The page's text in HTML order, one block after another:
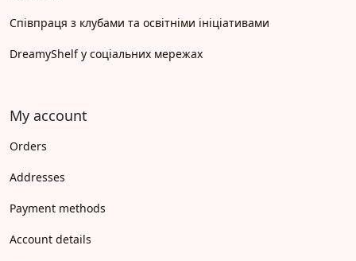
Співпраця з клубами та освітніми ініціативами
DreamyShelf у соціальних мережах
My account
Orders
Addresses
Payment methods
Account details